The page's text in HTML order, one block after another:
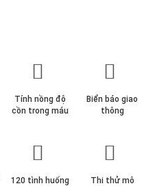
Tính nồng độ
cồn trong máu
Biển báo giao
thông
120 tình huống
Thi thử mô